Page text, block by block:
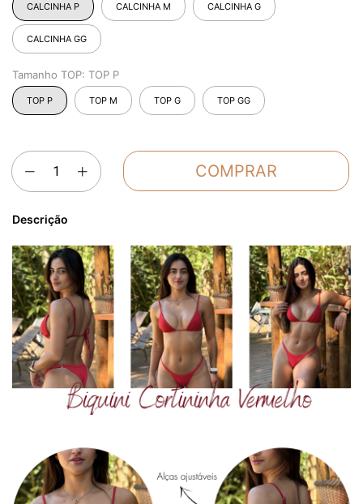
CALCINHA P CALCINHA M CALCINHA G
CALCINHA GG
Tamanho TOP: TOP P
TOP P TOP M TOP G TOP GG
Descrição